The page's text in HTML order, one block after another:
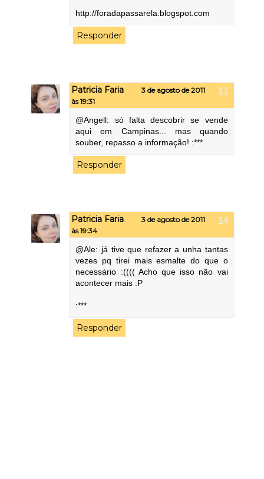
http://foradapassarela.blogspot.com
Responder
Patricia Faria
3 de agosto de 2011
às 19:31
@Angell: só falta descobrir se vende
aqui em Campinas... mas quando
souber, repasso a informação! :***
Responder
Patricia Faria
3 de agosto de 2011
às 19:34
@Ale: já tive que refazer a unha tantas
vezes pq tirei mais esmalte do que o
necessário :(((( Acho que isso não vai
acontecer mais :P
:***
Responder